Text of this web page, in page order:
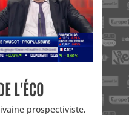
L'ÉCO
prospectiviste,